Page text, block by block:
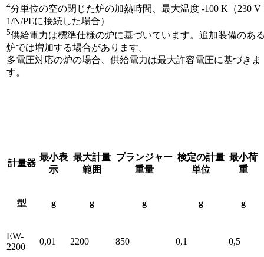
4分単位の空の閉じた炉の加熱時間、最大温度 -100 K（230 V
1/N/PEに接続した場合）
5供給電力は標準仕様の炉に基づいています。追加装備のあ
炉では増加する場合があります。
多電圧対応の炉の場合、供給電力は最大許容電圧に基づきま
す。
計量器
最小表
示
最大計量
範囲
プランジャー
重量
検定の計量
単位
最小荷
重
型 g g g g g
EW-
2200
0,01 2200 850 0,1 0,5